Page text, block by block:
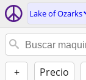
Lake of Ozarks
+ Precio